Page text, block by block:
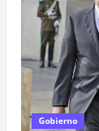
Gobierno